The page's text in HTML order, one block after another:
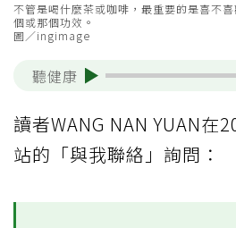
不管是喝什麼茶或咖啡，最重要的是喜不
個或那個功效。
圖／ingimage
聽健康
讀者WANG NAN YUAN在
站的「與我聯絡」詢問：